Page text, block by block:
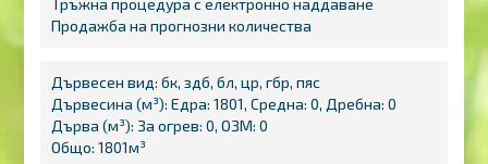
Тръжна процедура с електронно наддаване
Продажба на прогнозни количества
Дървесен вид: бк, здб, бл, цр, гбр, пяс
Дървесина (м³): Едра: 1801, Средна: 0, Дребна: 0
Дърва (м³): За огрев: 0, ОЗМ: 0
Общо: 1801м³